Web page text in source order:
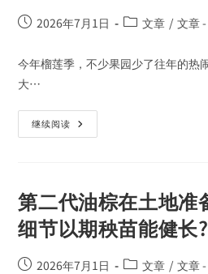
2026年7月1日 文章 / 文章
今年榴莲季，不少果园少了往年的热
大…
继续阅读
第二代油棕在土地准
细节以期秧苗能健长?
2026年7月1日 文章 / 文章